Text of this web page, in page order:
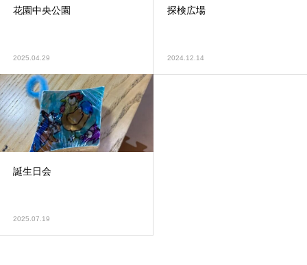
花園中央公園
2025.04.29
探検広場
2024.12.14
誕生日会
2025.07.19